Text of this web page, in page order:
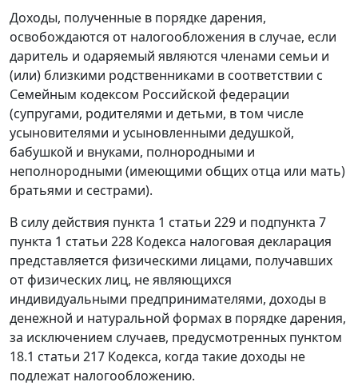
Доходы, полученные в порядке дарения,
освобождаются от налогообложения в случае, если
даритель и одаряемый являются членами семьи и
(или) близкими родственниками в соответствии с
Семейным кодексом Российской федерации
(супругами, родителями и детьми, в том числе
усыновителями и усыновленными дедушкой,
бабушкой и внуками, полнородными и
неполнородными (имеющими общих отца или мать)
братьями и сестрами).
В силу действия пункта 1 статьи 229 и подпункта 7
пункта 1 статьи 228 Кодекса налоговая декларация
представляется физическими лицами, получавших
от физических лиц, не являющихся
индивидуальными предпринимателями, доходы в
денежной и натуральной формах в порядке дарения,
за исключением случаев, предусмотренных пунктом
18.1 статьи 217 Кодекса, когда такие доходы не
подлежат налогообложению.